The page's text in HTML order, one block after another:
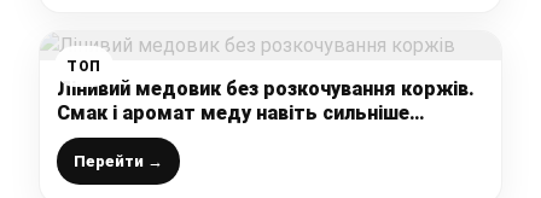
ТОП
Лінивий медовик без розкочування коржів.
Смак і аромат меду навіть сильніше
виражений, а часу витрачається значно
менше
Перейти →